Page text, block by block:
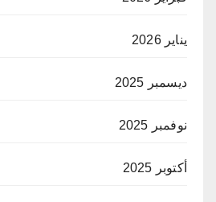
يناير 2026
ديسمبر 2025
نوفمبر 2025
أكتوبر 2025